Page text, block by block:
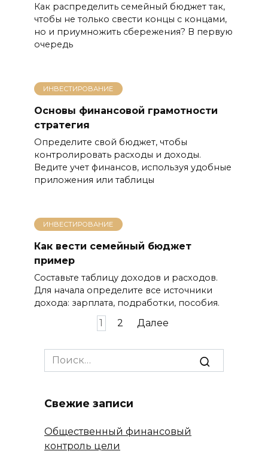
Как распределить семейный бюджет так,
чтобы не только свести концы с концами,
но и приумножить сбережения? В первую
очередь
ИНВЕСТИРОВАНИЕ
Основы финансовой грамотности
стратегия
Определите свой бюджет, чтобы
контролировать расходы и доходы.
Ведите учет финансов, используя удобные
приложения или таблицы
ИНВЕСТИРОВАНИЕ
Как вести семейный бюджет
пример
Составьте таблицу доходов и расходов.
Для начала определите все источники
дохода: зарплата, подработки, пособия.
1 2 Далее
Search
for:
Свежие записи
Общественный финансовый
контроль цели